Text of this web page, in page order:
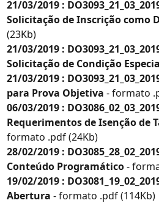
Em Andamento
21/03/2019 :
Solicitação de Inscrição como
(23Kb)
21/03/2019 :
Solicitação de Condição
21/03/2019 :
para Prova Objetiva - formato
06/03/2019 :
Requerimentos de Isenção de
formato .pdf (24Kb)
28/02/2019 :
Conteúdo Programático-
19/02/2019 :
Abertura - formato .pdf (114Kb)
Inscritos Edital
328 09/2019
41 18/2012